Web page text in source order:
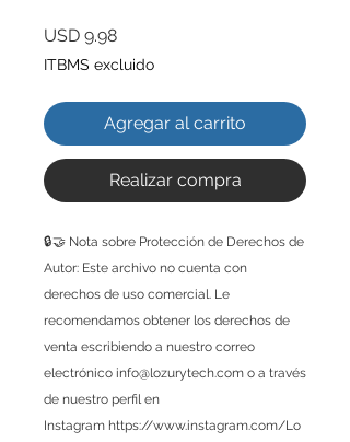
USD 9.98Precio
ITBMS excluido
Agregar al carrito
Realizar compra
🔒🤝 Nota sobre Protección de Derechos de
Autor: Este archivo no cuenta con
derechos de uso comercial. Le
recomendamos obtener los derechos de
venta escribiendo a nuestro correo
electrónico info@lozurytech.com o a través
de nuestro perfil en
Instagram https://www.instagram.com/Lo